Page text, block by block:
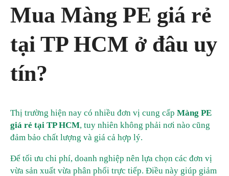
Mua Màng PE giá rẻ
tại TP HCM ở đâu uy
tín?
Thị trường hiện nay có nhiều đơn vị cung cấp Màng PE
giá rẻ tại TP HCM, tuy nhiên không phải nơi nào cũng
đảm bảo chất lượng và giá cả hợp lý.
Để tối ưu chi phí, doanh nghiệp nên lựa chọn các đơn vị
vừa sản xuất vừa phân phối trực tiếp. Điều này giúp giảm